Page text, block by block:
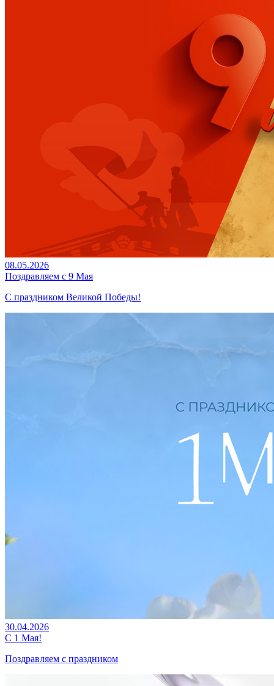
08.05.2026
Поздравляем с 9 Мая
С праздником Великой Победы!
30.04.2026
С 1 Мая!
Поздравляем с праздником